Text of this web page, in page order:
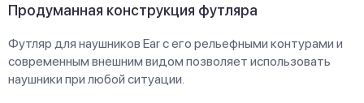
Продуманная конструкция футляра
Футляр для наушников Ear с его рельефными контурами и
современным внешним видом позволяет использовать
наушники при любой ситуации.